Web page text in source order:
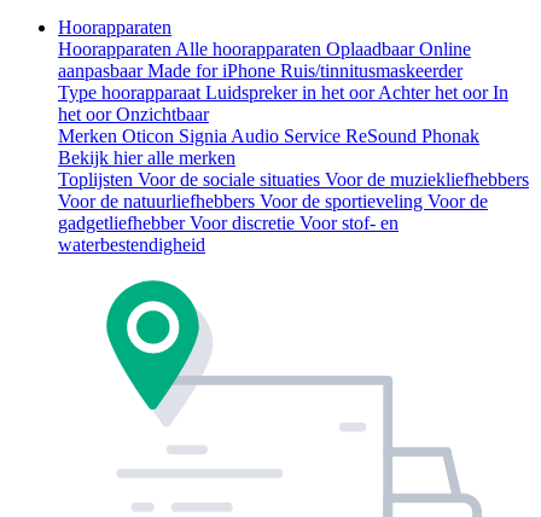
Hoorapparaten
Hoorapparaten Alle hoorapparaten OplaadbaarOnline
aanpasbaarMade for iPhone Ruis/tinnitusmaskeerder
Type hoorapparaat Luidspreker in het oorAchter het oorIn
het oorOnzichtbaar
Merken Oticon Signia Audio Service ReSound Phonak
Bekijk hier alle merken
Toplijsten Voor de sociale situaties Voor de muziekliefhebbers
Voor de natuurliefhebbers Voor de sportieveling Voor de
gadgetliefhebberVoor discretie Voor stof- en
waterbestendigheid